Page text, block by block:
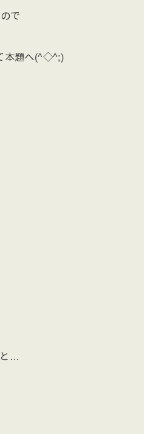
で
本題へ(^◇^;)
と…